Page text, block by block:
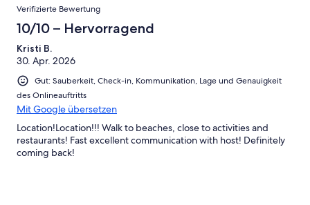
Verifizierte Bewertung
10/10 – Hervorragend
Kristi B.
30. Apr. 2026
Gut: Sauberkeit, Check-in, Kommunikation, Lage und Genauigkeit
des Onlineauftritts
Mit Google übersetzen
Location!Location!!! Walk to beaches, close to activities and
restaurants! Fast excellent communication with host! Definitely
coming back!